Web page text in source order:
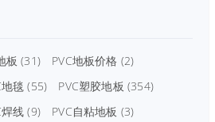
板 (31) PVC地板价格 (2)
地毯 (55) PVC塑胶地板 (354)
焊线 (9) PVC自粘地板 (3)